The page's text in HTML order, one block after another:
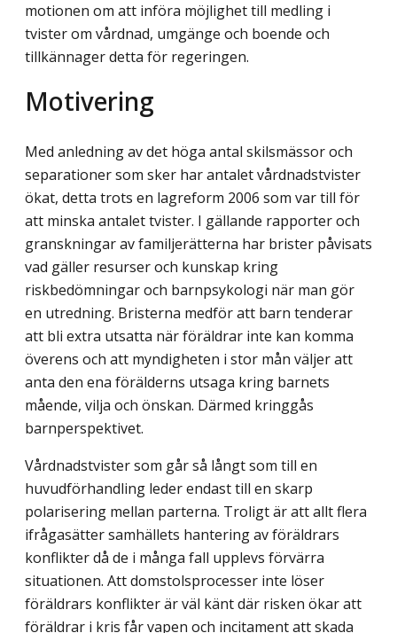
motionen om att införa möjlighet till medling i
tvister om vårdnad, umgänge och boende och
tillkännager detta för regeringen.
Motivering
Med anledning av det höga antal skilsmässor och
separationer som sker har antalet vårdnadstvister
ökat, detta trots en lagreform 2006 som var till för
att minska antalet tvister. I gällande rapporter och
granskningar av familjerätterna har brister påvisats
vad gäller resurser och kunskap kring
riskbedömningar och barnpsykologi när man gör
en utredning. Bristerna medför att barn tenderar
att bli extra utsatta när föräldrar inte kan komma
överens och att myndigheten i stor mån väljer att
anta den ena förälderns utsaga kring barnets
mående, vilja och önskan. Därmed kringgås
barnperspektivet.
Vårdnadstvister som går så långt som till en
huvudförhandling leder endast till en skarp
polarisering mellan parterna. Troligt är att allt flera
ifrågasätter samhällets hantering av föräldrars
konflikter då de i många fall upplevs förvärra
situationen. Att domstolsprocesser inte löser
föräldrars konflikter är väl känt där risken ökar att
föräldrar i kris får vapen och incitament att skada